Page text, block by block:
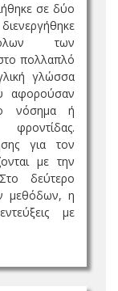
σε δύο
όλων των
πολλαπλό
γλώσσα
αφορούσαν
νόσημα ή
για τον
με την
δεύτερο
μεθόδων, η
με